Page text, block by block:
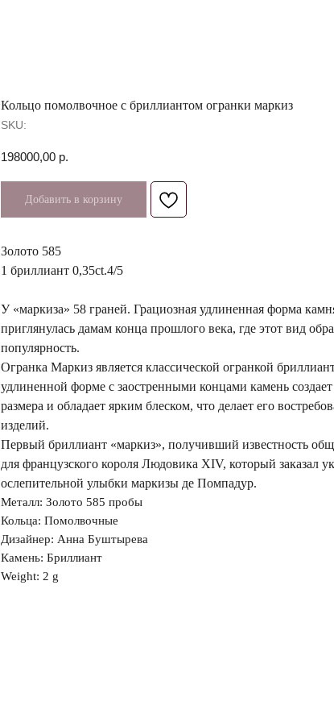
Кольцо помолвочное с бриллиантом огранки маркиз
SKU:
198000,00 р.
Добавить в корзину
Золото 585
1 бриллиант 0,35ct.4/5
У «маркиза» 58 граней. Грациозная удлиненная форма
приглянулась дамам конца прошлого века, где этот вид
популярность.
Огранка Маркиз является классической огранкой
удлиненной форме с заостренными концами камень
размера и обладает ярким блеском, что делает его
изделий.
Первый бриллиант «маркиз», получивший известность
для французского короля Людовика XIV, который заказал
ослепительной улыбки маркизы де Помпадур.
Металл: Золото 585 пробы
Кольца: Помолвочные
Дизайнер: Анна Буштырева
Камень: Бриллиант
Weight: 2 g